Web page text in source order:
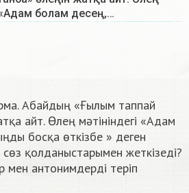
«Адам болам десең,…
Абайдың «Ғылым таппай
айт. Өлең мәтініндегі «Адам
босқа өткізбе » деген
қолданыстарымен жеткізеді?
мен антонимдерді теріп